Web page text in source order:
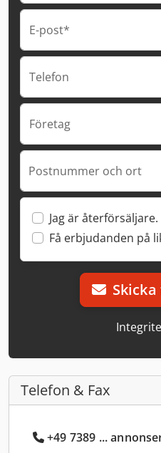
E-post*
Telefon
Företag
Postnummer och ort
Jag är återförsäljare.
Få erbjudanden på
Telefon & Fax
+49 7389 ...